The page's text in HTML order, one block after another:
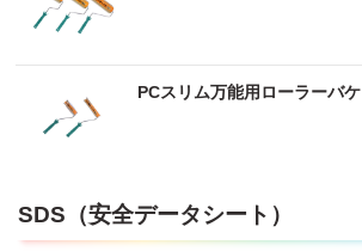
PCスリム万能用ローラーバケ
SDS（安全データシート）